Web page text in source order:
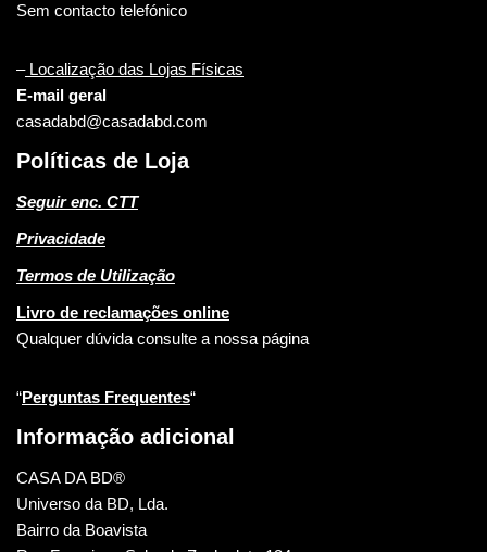
Sem contacto telefónico
–Localização das Lojas Físicas
E-mail geral
casadabd@casadabd.com
Políticas de Loja
Seguir enc. CTT
Privacidade
Termos de Utilização
Livro de reclamações online
Qualquer dúvida consulte a nossa página
“Perguntas Frequentes“
Informação adicional
CASA DA BD®
Universo da BD, Lda.
Bairro da Boavista